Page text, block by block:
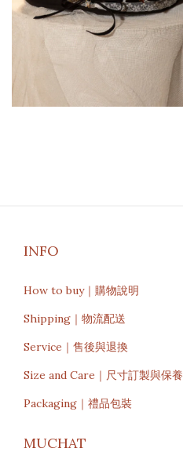
INFO
How to buy｜購物說明
Shipping｜物流配送
Service｜售後與退換
Size and Care｜尺寸訂製與保養
Packaging｜禮品包裝
MUCHAT